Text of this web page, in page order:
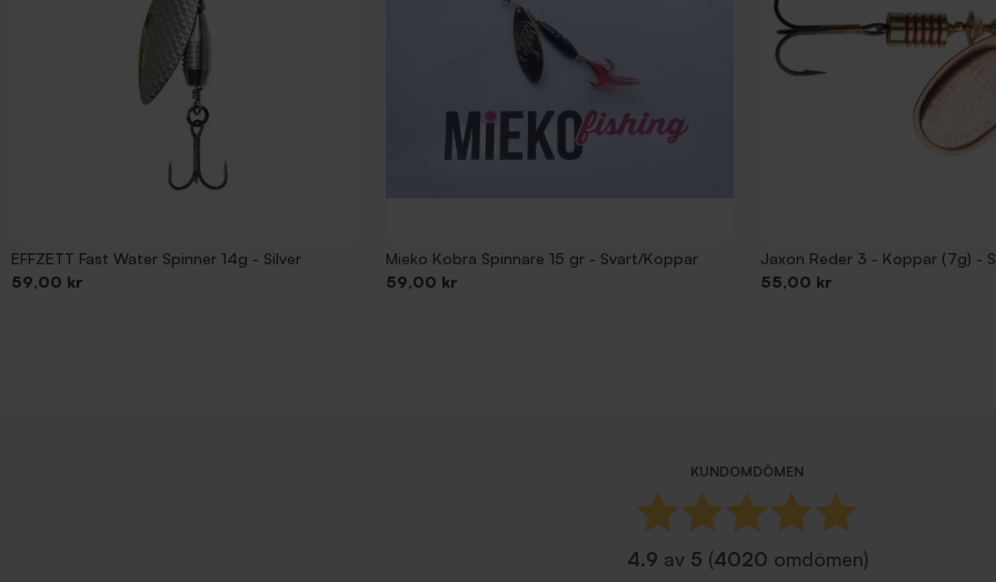
EFFZETT Fast Water Spinner 14g - Silver
Pris
59,00 kr
Mieko Kobra Spinnare 15 gr - Svart/Koppar
Pris
59,00 kr
Jaxon Reder 3 - Koppar (7g) -
Pris
55,00 kr
KUNDOMDÖMEN
4.9 av 5 (4020 omdömen)